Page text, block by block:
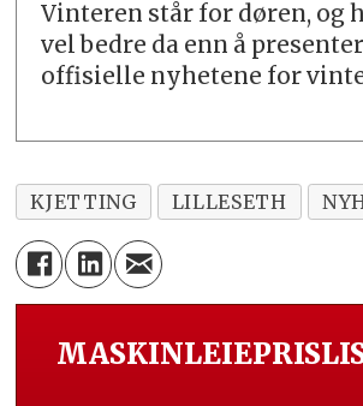
Vinteren står for døren, og
vel bedre da enn å
offisielle nyhetene for
KJETTING LILLESETH